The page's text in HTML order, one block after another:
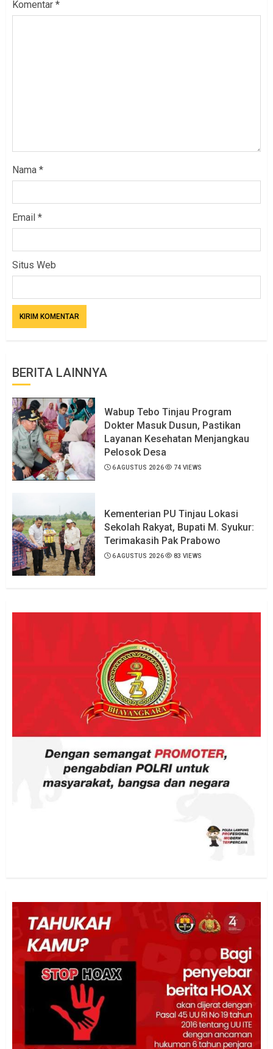
Komentar *
Nama *
Email *
Situs Web
BERITA LAINNYA
Wabup Tebo Tinjau Program
Dokter Masuk Dusun, Pastikan
Layanan Kesehatan Menjangkau
Pelosok Desa
6 AGUSTUS 2026 74 VIEWS
Kementerian PU Tinjau Lokasi
Sekolah Rakyat, Bupati M. Syukur:
Terimakasih Pak Prabowo
6 AGUSTUS 2026 83 VIEWS